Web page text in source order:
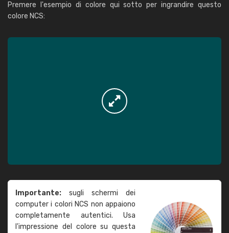
Premere l'esempio di colore qui sotto per ingrandire questo
colore NCS:
Importante: sugli schermi dei
computer i colori NCS non appaiono
completamente autentici. Usa
l'impressione del colore su questa